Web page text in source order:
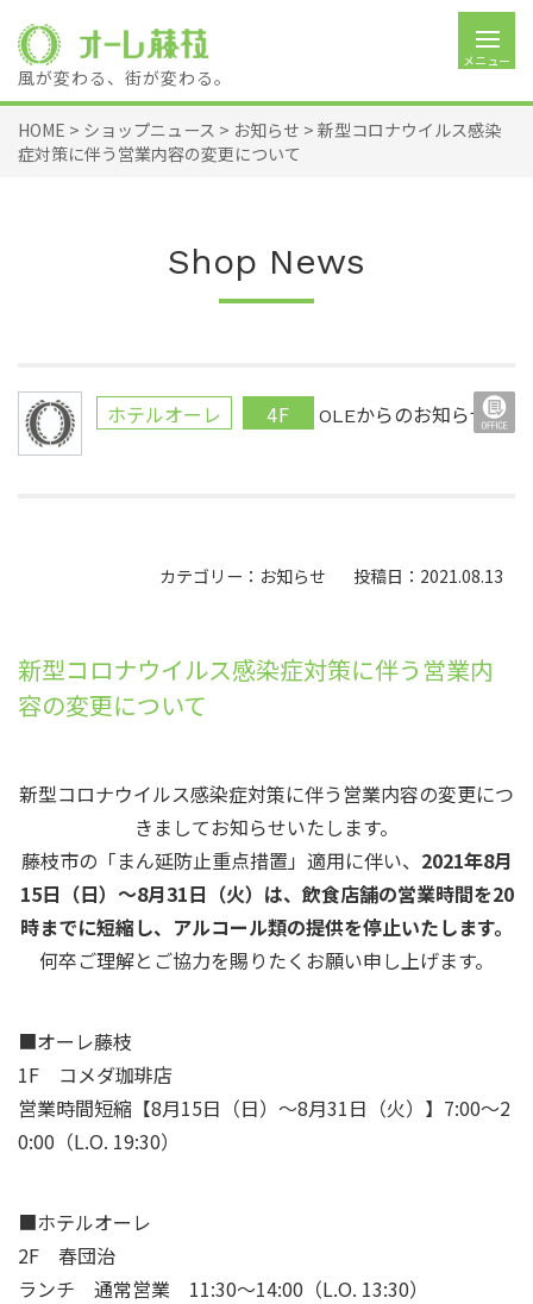
風が変わる、街が変わる。
メニュー
HOME > ショップニュース > お知らせ > 新型コロナウイルス感染
症対策に伴う営業内容の変更について
Shop News
ホテルオーレ 4F OLEからのお知らせ
カテゴリー：お知らせ 投稿日：2021.08.13
新型コロナウイルス感染症対策に伴う営業内
容の変更について
新型コロナウイルス感染症対策に伴う営業内容の変更につ
きましてお知らせいたします。
藤枝市の「まん延防止重点措置」適用に伴い、 2021年8月
15日（日）～8月31日（火）は、飲食店舗の営業時間を20
時までに短縮し、アルコール類の提供を停止いたします。
何卒ご理解とご協力を賜りたくお願い申し上げます。
■オーレ藤枝
1F コメダ珈琲店
営業時間短縮【8月15日（日）～8月31日（火）】7:00～2
0:00（L.O. 19:30）
■ホテルオーレ
2F 春団治
ランチ 通常営業 11:30～14:00（L.O. 13:30）